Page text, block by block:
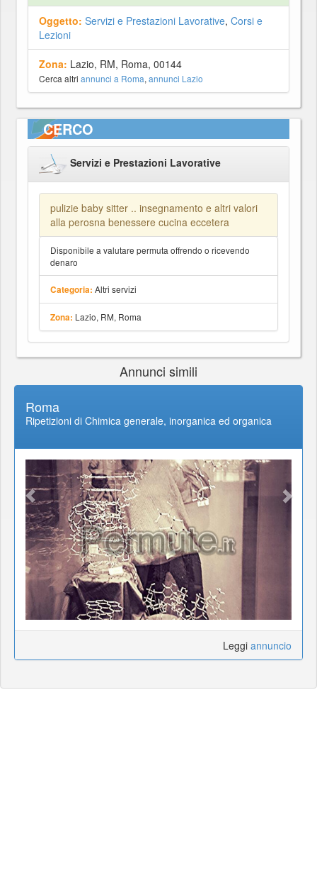
Oggetto: Servizi e Prestazioni Lavorative, Corsi e
Lezioni
Zona: Lazio, RM, Roma, 00144
Cerca altri annunci a Roma, annunci Lazio
CERCO
Servizi e Prestazioni Lavorative
pulizie baby sitter .. insegnamento e altri valori
alla perosna benessere cucina eccetera
Disponibile a valutare permuta offrendo o ricevendo
denaro
Categoria: Altri servizi
Zona: Lazio, RM, Roma
Annunci simili
Roma
Ripetizioni di Chimica generale, inorganica ed organica
Leggi annuncio